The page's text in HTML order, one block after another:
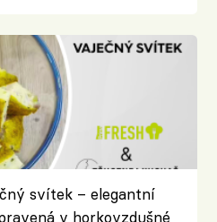
svítek – elegantní
v horkovzdušné